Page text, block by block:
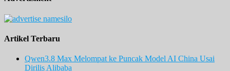
Artikel Terbaru
Qwen3.8 Max Melompat ke Puncak Model AI China Usai
Dirilis Alibaba